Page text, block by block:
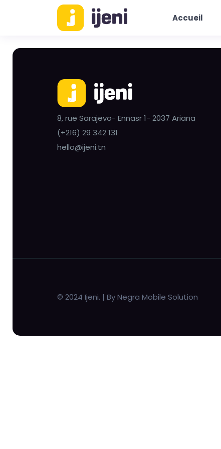
Accueil
8, rue Sarajevo- Ennasr 1- 2037 Ariana
(+216) 29 342 131
hello@ijeni.tn
© 2024 Ijeni. | By Negra Mobile Solution